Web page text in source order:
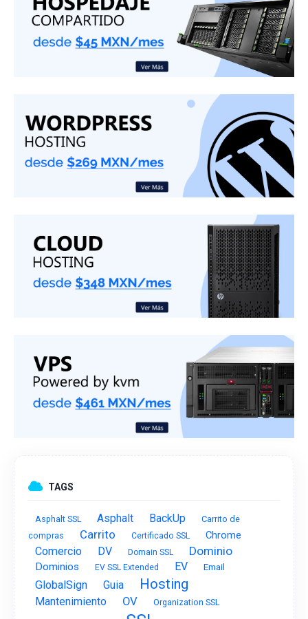
TAGS
Asphalt SSL Asphalt BackUp
Carrito de
compras
Carrito Certificado SSL Chrome
Comercio DV Domain SSL Dominio
Dominios EV SSL Extended EV Email
GlobalSign Guia Hosting
Mantenimiento OV Organization SSL